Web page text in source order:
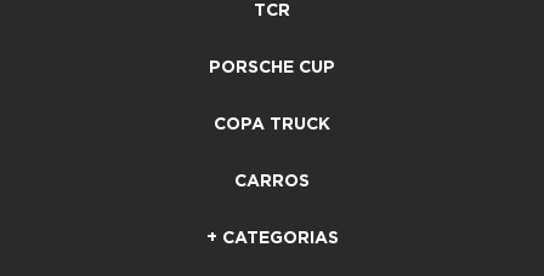
TCR
PORSCHE CUP
COPA TRUCK
CARROS
+ CATEGORIAS